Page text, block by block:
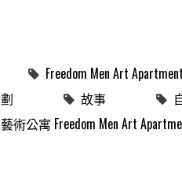
Freedom Men Art
故事
術公寓 Freedom Men Art